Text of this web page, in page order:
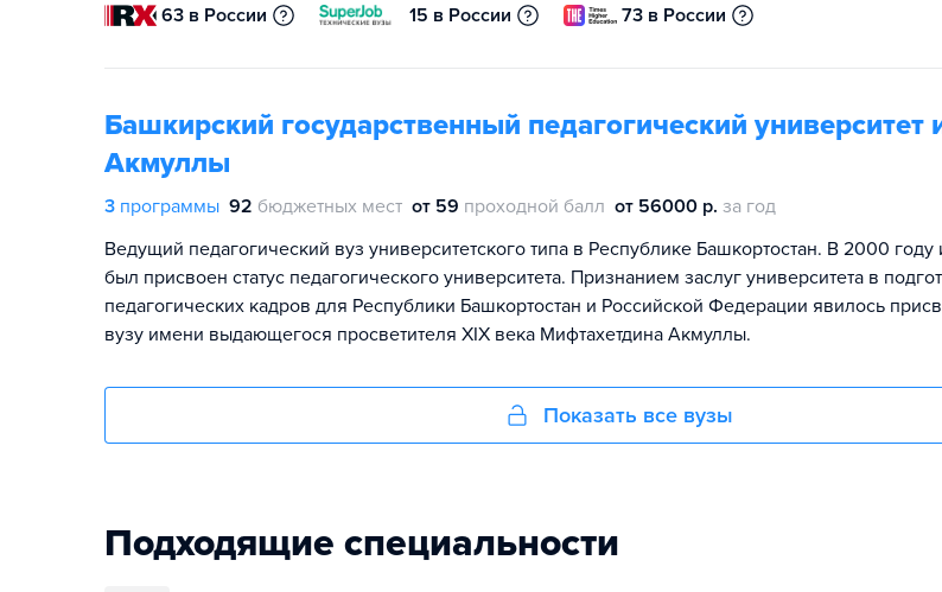
63 в России 15 в России 73 в России
Башкирский государственный педагогический университет
Акмуллы
3 программы 92 бюджетных мест от 59 проходной балл от 56000 р. за год
Ведущий педагогический вуз университетского типа в Республике Башкортостан. В 2000 году
был присвоен статус педагогического университета. Признанием заслуг университета в
педагогических кадров для Республики Башкортостан и Российской Федерации явилось
вузу имени выдающегося просветителя XIX века Мифтахетдина Акмуллы.
Показать все вузы
Подходящие специальности